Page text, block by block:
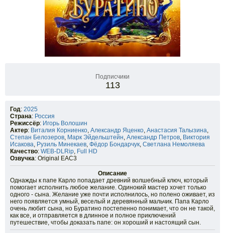
Подписчики
113
Год: 2025
Страна: Россия
Режиссёр: Игорь Волошин
Актер: Виталия Корниенко, Александр Яценко, Анастасия Талызина,
Степан Белозеров, Марк Эйдельштейн, Александр Петров, Виктория
Исакова, Рузиль Минекаев, Фёдор Бондарчук, Светлана Немоляева
Качество: WEB-DLRip, Full HD
Озвучка: Original EAC3
Описание
Однажды к папе Карло попадает древний волшебный ключ, который
помогает исполнить любое желание. Одинокий мастер хочет только
одного - сына. Желание уже почти исполнилось, но полено оживает, из
него появляется умный, веселый и деревянный мальчик. Папа Карло
очень любит сына, но Буратино постепенно понимает, что он не такой,
как все, и отправляется в длинное и полное приключений
путешествие, чтобы доказать папе: он хороший и настоящий сын.